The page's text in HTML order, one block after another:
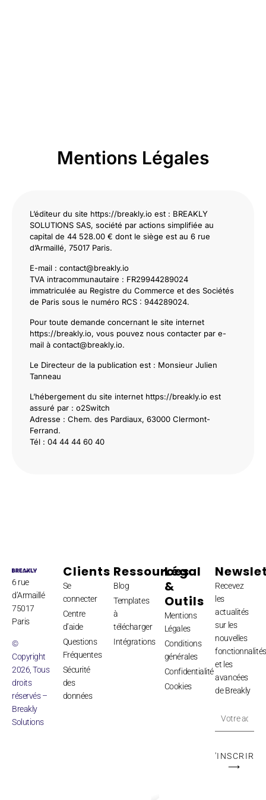
Mentions Légales
L’éditeur du site https://breakly.io est : BREAKLY
SOLUTIONS SAS, société par actions simplifiée au
capital de 44 528.00 € dont le siège est au 6 rue
d’Armaillé, 75017 Paris.
E-mail : contact@breakly.io
TVA intracommunautaire : FR29944289024
immatriculée au Registre du Commerce et des Sociétés
de Paris sous le numéro RCS : 944289024.
Pour toute demande concernant le site internet
https://breakly.io, vous pouvez nous contacter par e-
mail à contact@breakly.io.
Le Directeur de la publication est : Monsieur Julien
Tanneau
L’hébergement du site internet https://breakly.io est
assuré par : o2Switch
Adresse : Chem. des Pardiaux, 63000 Clermont-
Ferrand.
Tél : 04 44 44 60 40
6 rue
d’Armaillé
75017
Paris
©
Copyright
2026, Tous
droits
réservés –
Breakly
Solutions
Clients
Se
connecter
Centre
d’aide
Questions
Fréquentes
Sécurité
des
données
Ressources
Blog
Templates
à
télécharger
Intégrations
Légal
&
Outils
Mentions
Légales
Conditions
générales
Confidentialité
Cookies
Recevez
les
actualités
sur les
nouvelles
fonctionnalités
et les
avancées
de Breakly
S'INSCRIRE
⟶